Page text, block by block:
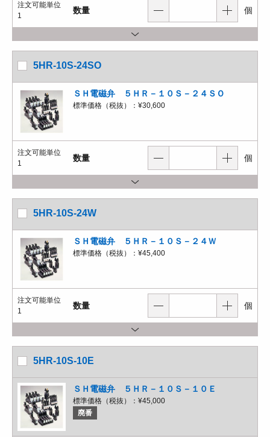
注文可能単位
1
数量 個
5HR-10S-24SO
ＳＨ電磁弁 ５ＨＲ－１０Ｓ－２４ＳＯ
標準価格（税抜）： ¥30,600
注文可能単位
1
数量 個
5HR-10S-24W
ＳＨ電磁弁 ５ＨＲ－１０Ｓ－２４Ｗ
標準価格（税抜）： ¥45,400
注文可能単位
1
数量 個
5HR-10S-10E
ＳＨ電磁弁 ５ＨＲ－１０Ｓ－１０Ｅ
標準価格（税抜）： ¥45,000
廃番